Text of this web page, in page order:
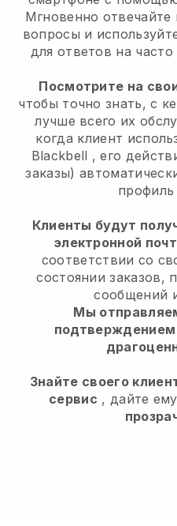
Мгновенно
вопросы и
для ответов на
Посмотрите на
чтобы точно знать, с
лучше всего их
когда клиент
Blackbell , его
заказы)
профиль
Клиенты будут
электронной
соответствии со
состоянии заказов,
сообщений
Мы
Знайте своего
сервис , дайте ему